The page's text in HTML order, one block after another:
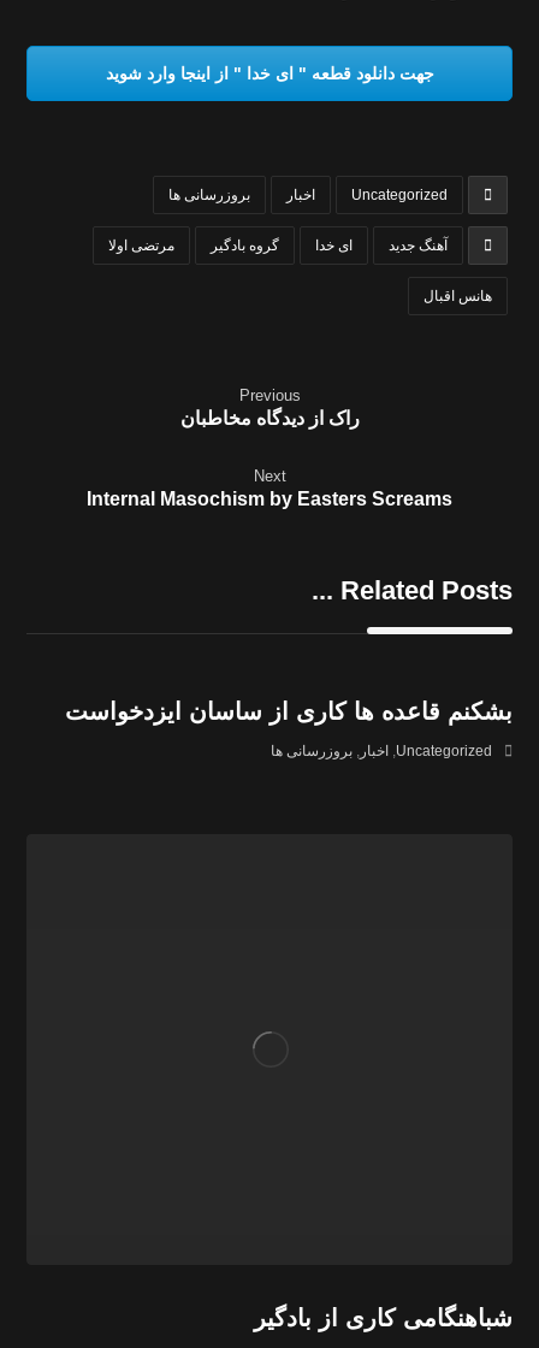
جهت دانلود قطعه " ای خدا " از اینجا وارد شوید
Uncategorized اخبار بروزرسانی ها
آهنگ جدید ای خدا گروه بادگیر مرتضی اولا
هانس اقبال
Previous
راک از دیدگاه مخاطبان
Next
Internal Masochism by Easters Screams
Related Posts ...
بشکنم قاعده ها کاری از ساسان ایزدخواست
Uncategorized
, اخبار,بروزرسانی ها
شباهنگامی کاری از بادگیر